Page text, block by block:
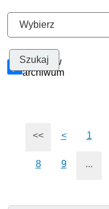
Szukaj w
archiwum
<< < 1
8 9 ...